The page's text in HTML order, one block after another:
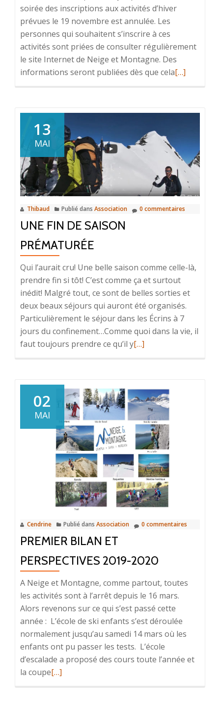
soirée des inscriptions aux activités d’hiver
prévues le 19 novembre est annulée. Les
personnes qui souhaitent s’inscrire à ces
activités sont priées de consulter régulièrement
le site Internet de Neige et Montagne. Des
informations seront publiées dès que celaEn
suspendues
[…]
13
MAI
Thibaud Publié dans Association 0 commentaires
UNE FIN DE SAISON
PRÉMATURÉE
Qui l’aurait cru! Une belle saison comme celle-là,
prendre fin si tôt! C’est comme ça et surtout
inédit! Malgré tout, ce sont de belles sorties et
deux beaux séjours qui auront été organisés.
Particulièrement le séjour dans les Écrins à 7
jours du confinement…Comme quoi dans la vie, il
faut toujours prendre ce qu’il yEn
fin
de
saison
prématurée
[…]
02
MAI
Cendrine Publié dans Association 0 commentaires
PREMIER BILAN ET
PERSPECTIVES 2019-2020
A Neige et Montagne, comme partout, toutes
les activités sont à l’arrêt depuis le 16 mars.
Alors revenons sur ce qui s’est passé cette
année : L’école de ski enfants s’est déroulée
normalement jusqu’au samedi 14 mars où les
enfants ont pu passer les tests. L’école
d’escalade a proposé des cours toute l’année et
la coupeEn
[…]